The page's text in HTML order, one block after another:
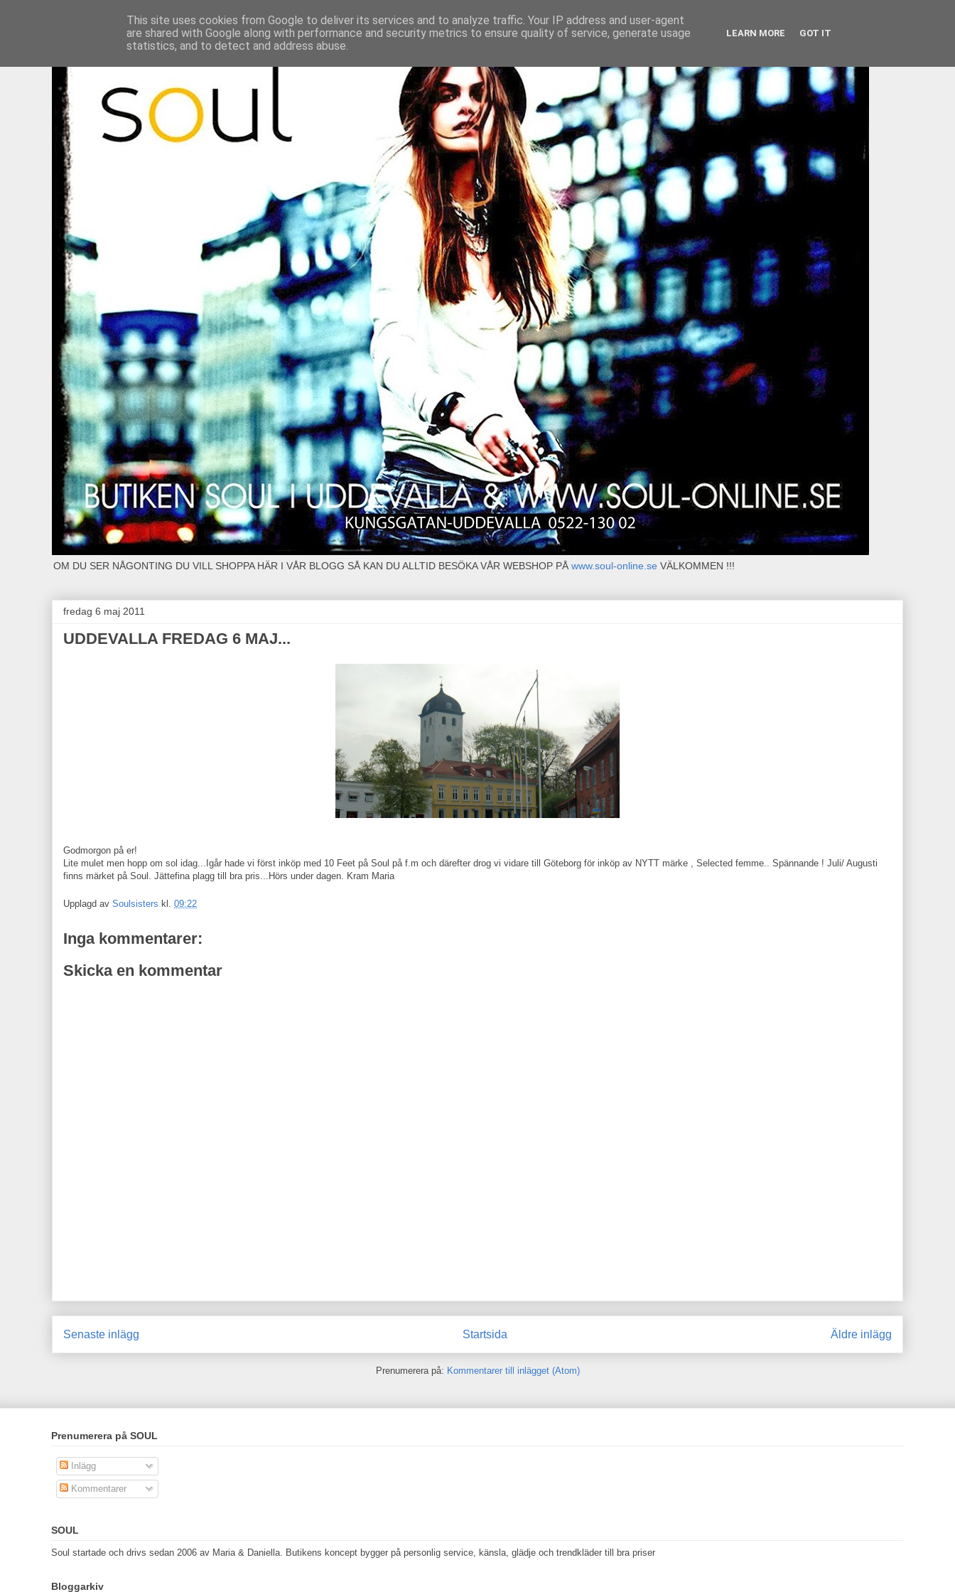
OM DU SER NÅGONTING DU VILL SHOPPA HÄR I VÅR BLOGG SÅ KAN DU ALLTID BESÖKA VÅR WEBSHOP PÅ www.soul-online.se VÄLKOMMEN !!!
fredag 6 maj 2011
UDDEVALLA FREDAG 6 MAJ...
Godmorgon på er!
Lite mulet men hopp om sol idag...Igår hade vi först inköp med 10 Feet på Soul på f.m och därefter drog vi vidare till Göteborg för inköp av NYTT märke , Selected femme.. Spännande ! Juli/ Augusti
finns märket på Soul. Jättefina plagg till bra pris...Hörs under dagen. Kram Maria
Upplagd av Soulsisters kl. 09:22
Inga kommentarer:
Skicka en kommentar
Senaste inlägg Äldre inlägg
Startsida
Prenumerera på: Kommentarer till inlägget (Atom)
Prenumerera på SOUL
Inlägg
Kommentarer
SOUL
Soul startade och drivs sedan 2006 av Maria & Daniella. Butikens koncept bygger på personlig service, känsla, glädje och trendkläder till bra priser
Bloggarkiv
This site uses cookies from Google to deliver its services and to analyze traffic. Your IP address and user-agent
are shared with Google along with performance and security metrics to ensure quality of service, generate usage
statistics, and to detect and address abuse.
LEARN MORE GOT IT